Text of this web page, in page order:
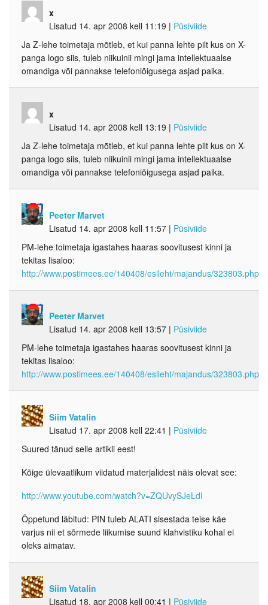
x
Lisatud 14. apr 2008 kell 11:19 | Püsiviide
Ja Z-lehe toimetaja mõtleb, et kui panna lehte pilt kus on X-
panga logo siis, tuleb niikuinii mingi jama intellektuaalse
omandiga või pannakse telefoniõigusega asjad paika.
x
Lisatud 14. apr 2008 kell 13:19 | Püsiviide
Ja Z-lehe toimetaja mõtleb, et kui panna lehte pilt kus on X-
panga logo siis, tuleb niikuinii mingi jama intellektuaalse
omandiga või pannakse telefoniõigusega asjad paika.
Peeter Marvet
Lisatud 14. apr 2008 kell 11:57 | Püsiviide
PM-lehe toimetaja igastahes haaras soovitusest kinni ja
tekitas lisaloo:
http://www.postimees.ee/140408/esileht/majandus/323803.php
Peeter Marvet
Lisatud 14. apr 2008 kell 13:57 | Püsiviide
PM-lehe toimetaja igastahes haaras soovitusest kinni ja
tekitas lisaloo:
http://www.postimees.ee/140408/esileht/majandus/323803.php
Siim Vatalin
Lisatud 17. apr 2008 kell 22:41 | Püsiviide
Suured tänud selle artikli eest!
Kõige ülevaatlikum viidatud materjalidest näis olevat see:
http://www.youtube.com/watch?v=ZQUvySJeLdI
Õppetund läbitud: PIN tuleb ALATI sisestada teise käe
varjus nii et sõrmede liikumise suund klahvistiku kohal ei
oleks aimatav.
Siim Vatalin
Lisatud 18. apr 2008 kell 00:41 | Püsiviide